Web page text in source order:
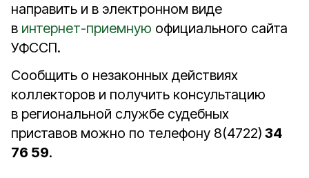
направить и в электронном виде
в интернет-приемную официального сайта
УФССП.
Сообщить о незаконных действиях
коллекторов и получить консультацию
в региональной службе судебных
приставов можно по телефону 8(4722) 34
76 59.